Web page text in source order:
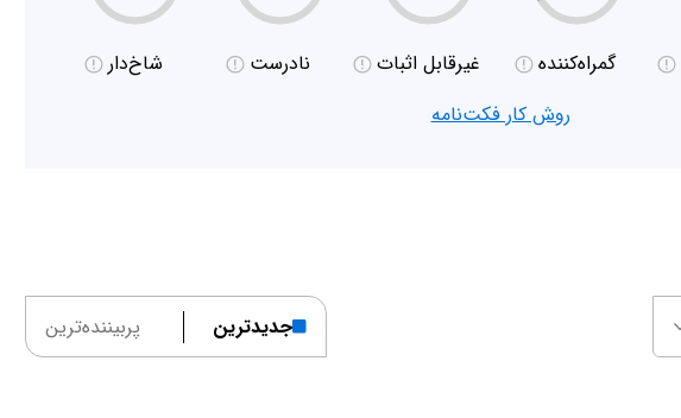
گمراه‌کننده غیر‌قابل اثبات نادرست
شاخ‌دار
روش کار فکت‌نامه
جدیدترین پربیننده‌ترین